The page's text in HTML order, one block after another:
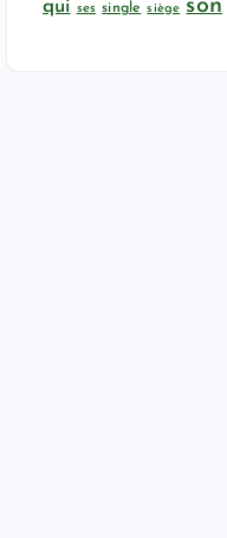
qui ses single siège son